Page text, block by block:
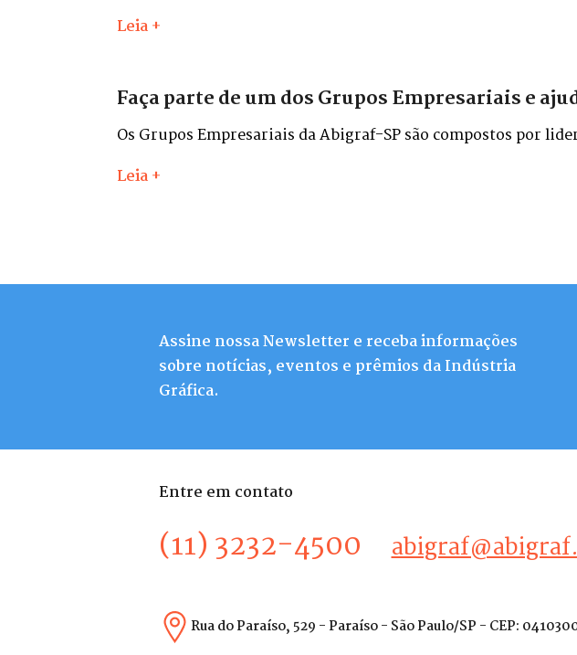
Leia +
Faça parte de um dos Grupos Empresariais e
Os Grupos Empresariais da Abigraf-SP são compostos por
Leia +
Assine nossa Newsletter e receba informações
sobre notícias, eventos e prêmios da Indústria
Gráfica.
Entre em contato
(11) 3232-4500
Rua do Paraíso, 529 - Paraíso - São Paulo/SP - CEP: